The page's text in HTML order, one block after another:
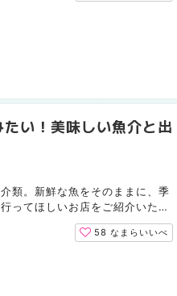
い！美味しい魚介と出
類。新鮮な魚をそのままに、季
ってほしいお店をご紹介いたし
「とまこまい市場...
58なまらいいべ